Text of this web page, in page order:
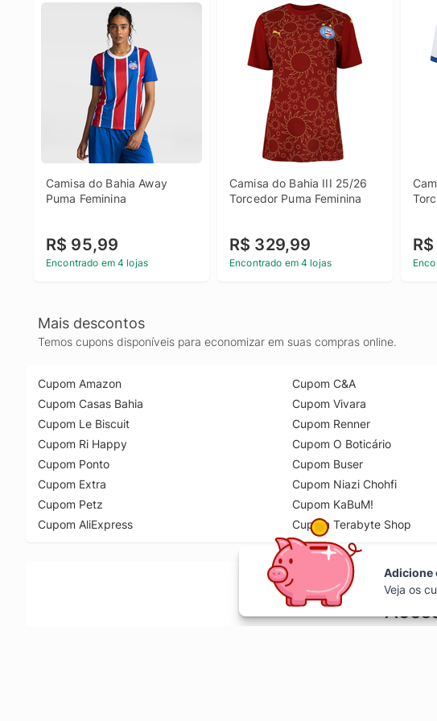
Camisa do Bahia Away
Puma Feminina
R$ 95,99
Encontrado em 4 lojas
Camisa do Bahia III 25/26
Torcedor Puma Feminina
R$ 329,99
Encontrado em 4 lojas
Mais descontos
Temos cupons disponíveis para economizar em suas compras online.
Cupom Amazon
Cupom Casas Bahia
Cupom Le Biscuit
Cupom Ri Happy
Cupom Ponto
Cupom Extra
Cupom Petz
Cupom AliExpress
Cupom C&A
Cupom Vivara
Cupom Renner
Cupom O Boticário
Cupom Buser
Cupom Niazi Chohfi
Cupom KaBuM!
Cupom Terabyte Shop
Adicione
Veja os